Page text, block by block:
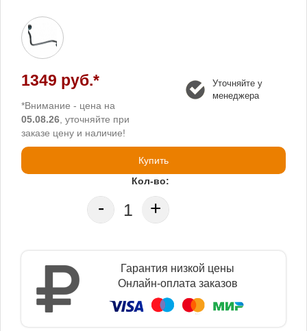
1349 руб.*
*Внимание - цена на
05.08.26 , уточняйте при
заказе цену и наличие!
Уточняйте у
менеджера
Купить
Кол-во:
- +
Гарантия низкой цены
Онлайн-оплата заказов